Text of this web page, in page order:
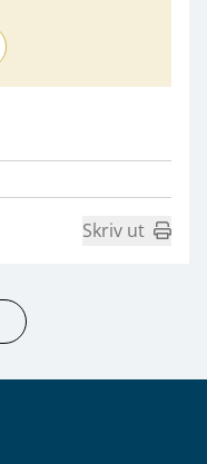
Skriv ut